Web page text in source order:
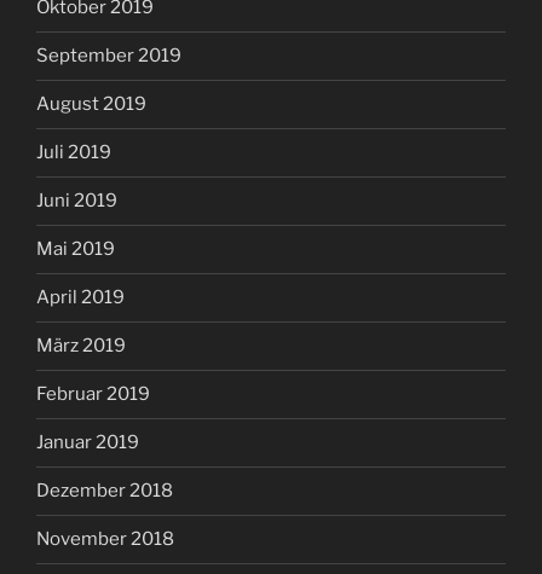
Oktober 2019
September 2019
August 2019
Juli 2019
Juni 2019
Mai 2019
April 2019
März 2019
Februar 2019
Januar 2019
Dezember 2018
November 2018